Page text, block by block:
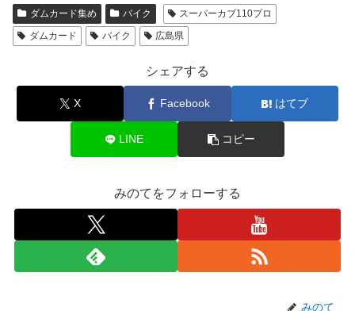
ダムカード集め バイク
スーパーカブ110プロ
ダムカード
バイク 広島県
シェアする
X Facebook はてブ
LINE コピー
みのてをフォローする
みのて